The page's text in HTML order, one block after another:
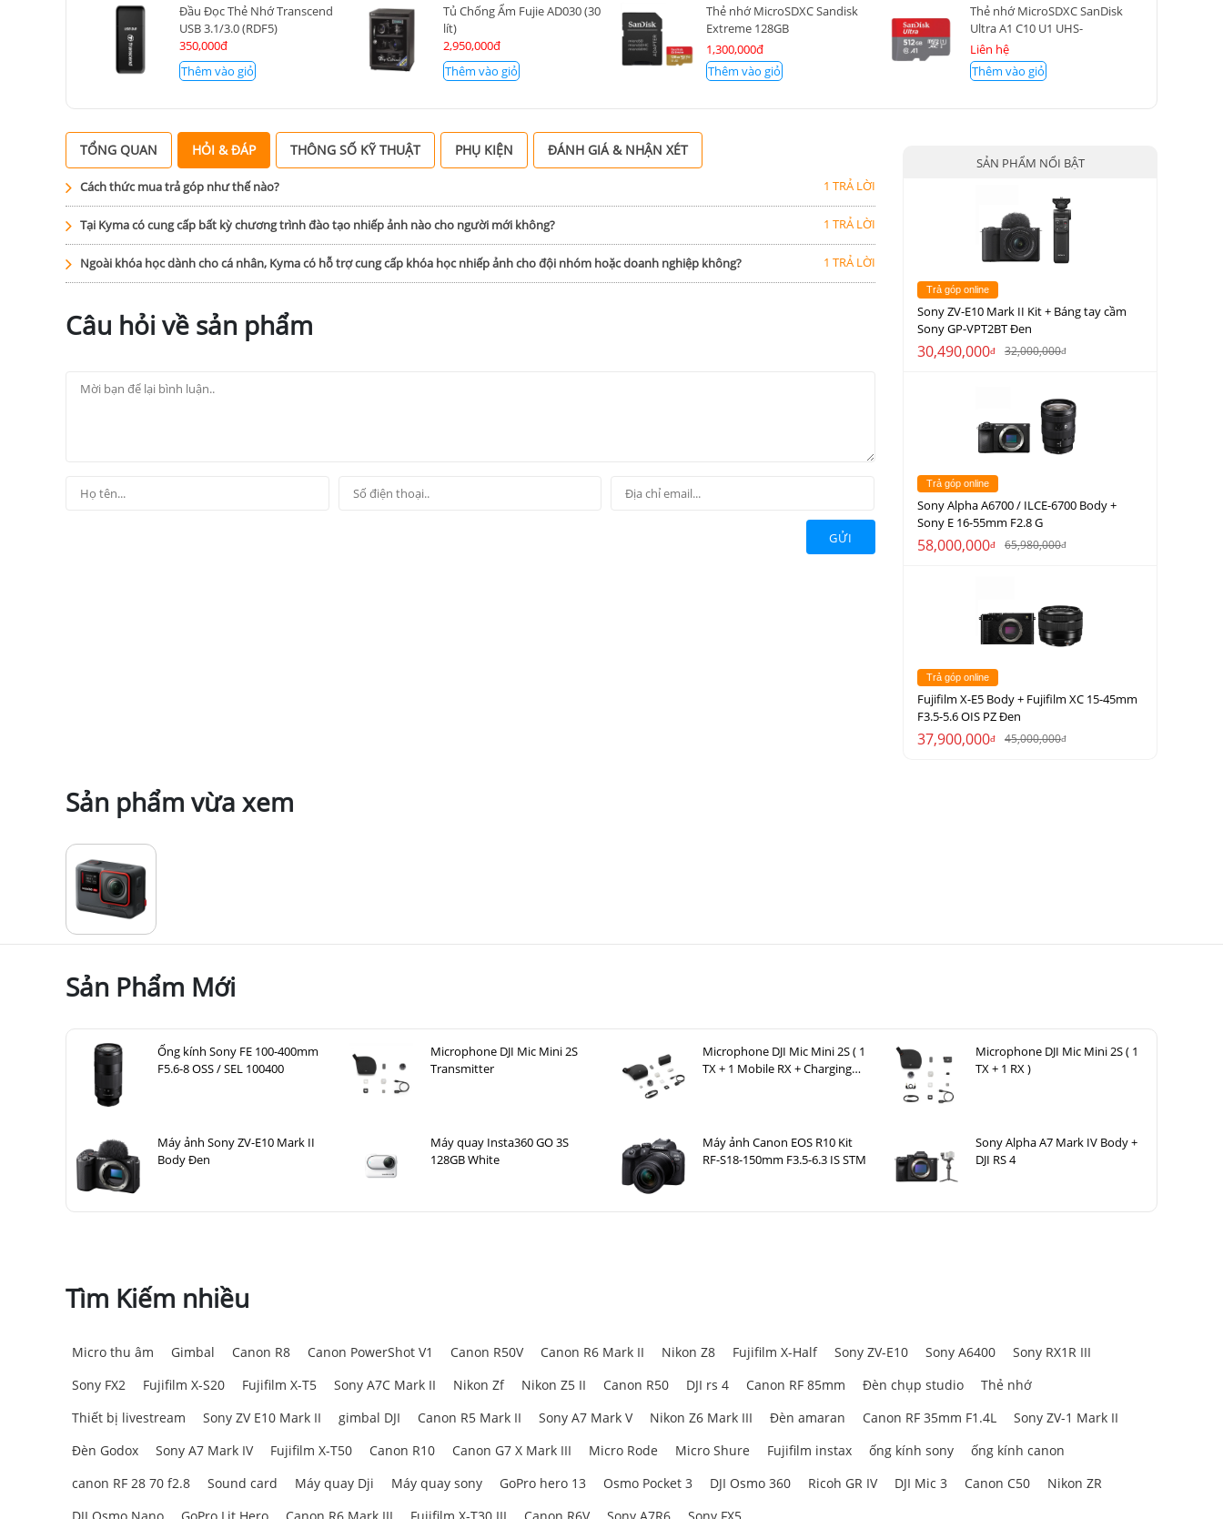
Đầu Đọc Thẻ Nhớ Transcend
USB 3.1/3.0 (RDF5)
350,000đ
Thêm vào giỏ
Tủ Chống Ẩm Fujie AD030 (30
lít)
2,950,000đ
Thêm vào giỏ
Thẻ nhớ MicroSDXC Sandisk
Extreme 128GB
160Mb/90Mb/s
1,300,000đ
Thêm vào giỏ
Thẻ nhớ MicroSDXC SanDisk
Ultra A1 C10 U1 UHS-
I 512GB 150MB/s
Liên hệ
Thêm vào giỏ
TỔNG QUAN HỎI & ĐÁP THÔNG SỐ KỸ THUẬT PHỤ KIỆN ĐÁNH GIÁ & NHẬN XÉT
Cách thức mua trả góp như thế nào? 1 TRẢ LỜI
Tại Kyma có cung cấp bất kỳ chương trình đào tạo nhiếp ảnh nào cho người mới không? 1 TRẢ LỜI
Ngoài khóa học dành cho cá nhân, Kyma có hỗ trợ cung cấp khóa học nhiếp ảnh cho đội nhóm hoặc doanh nghiệp không? 1 TRẢ LỜI
Câu hỏi về sản phẩm
GỬI
SẢN PHẨM NỔI BẬT
Trả góp online
Sony ZV-E10 Mark II Kit + Báng tay cầm
Sony GP-VPT2BT Đen
30,490,000đ 32,000,000đ
Trả góp online
Sony Alpha A6700 / ILCE-6700 Body +
Sony E 16-55mm F2.8 G
58,000,000đ 65,980,000đ
Trả góp online
Fujifilm X-E5 Body + Fujifilm XC 15-45mm
F3.5-5.6 OIS PZ Đen
37,900,000đ 45,000,000đ
Sản phẩm vừa xem
Sản Phẩm Mới
Ống kính Sony FE 100-400mm
F5.6-8 OSS / SEL 100400
Microphone DJI Mic Mini 2S
Transmitter
Microphone DJI Mic Mini 2S ( 1
TX + 1 Mobile RX + Charging
Microphone DJI Mic Mini 2S ( 1
TX + 1 RX )
Máy ảnh Sony ZV-E10 Mark II
Body Đen
Máy quay Insta360 GO 3S
128GB White
Máy ảnh Canon EOS R10 Kit
RF-S18-150mm F3.5-6.3 IS STM
Sony Alpha A7 Mark IV Body +
DJI RS 4
Tìm Kiếm nhiều
Micro thu âm Gimbal Canon R8 Canon PowerShot V1 Canon R50V Canon R6 Mark II Nikon Z8 Fujifilm X-Half Sony ZV-E10 Sony A6400
Sony RX1R III
Sony FX2
Fujifilm X-S20 Fujifilm X-T5 Sony A7C Mark II Nikon Zf Nikon Z5 II Canon R50 DJI rs 4 Canon RF 85mm Đèn chụp studio
Thẻ nhớ
Thiết bị livestream
Sony ZV E10 Mark II gimbal DJI Canon R5 Mark II Sony A7 Mark V Nikon Z6 Mark III Đèn amaran Canon RF 35mm F1.4L
Sony ZV-1 Mark II
Đèn Godox
Sony A7 Mark IV Fujifilm X-T50 Canon R10 Canon G7 X Mark III Micro Rode Micro Shure Fujifilm instax ống kính sony
ống kính canon
canon RF 28 70 f2.8
Sound card Máy quay Dji Máy quay sony GoPro hero 13 Osmo Pocket 3 DJI Osmo 360 Ricoh GR IV DJI Mic 3 Canon C50
Nikon ZR